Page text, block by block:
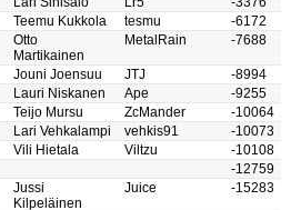
Teemu Kukkola tesmu
-6172
Otto
Martikainen
MetalRain -7688
Jouni Joensuu JTJ
-8994
Lauri Niskanen Ape
-9255
Teijo Mursu ZcMander
-10064
Lari Vehkalampi vehkis91
-10073
Vili Hietala Viltzu
-10108
-12759
Jussi
Kilpeläinen
Juice -15283